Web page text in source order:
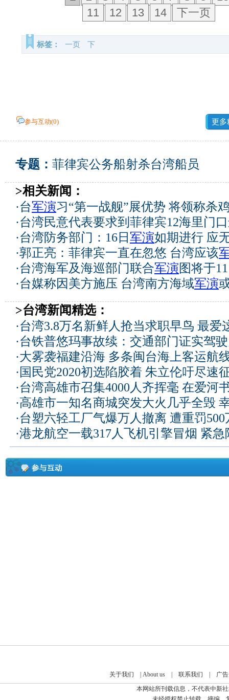
11
12 13 14 下一页
标签： 一页 下
参与互动(0) 更多
专题： 菲律宾公务船射杀台湾船员
>相关新闻：
·台军演习“第一战舰”展优势 将领称杀
·台湾民意代表要求到菲律宾12海里门
·台湾防务部门：16日 军演如期进行 应
·郭正亮：菲律宾一直在忽悠 台湾应该
·台湾海军及海巡部门联合军演图将于
·台媒称因美方施压 台湾南方海域军演
>台湾新闻精选：
·台湾3.8万名新鲜人抢当求职早鸟 最爱
·台铁普悠玛事故续：交通部门证实驾
·大雾袭福建沿海 多条闽台海上客运航
· 国民党2020初选陷胶着 朱立伦吁尽速
·台湾高雄市召集4000人齐挥毫 在爱河
·高雄市一知名商城突发大火几乎全毁
·台塑六轻工厂气爆万人撤离 遭重罚
·港龙航空一载317人飞机引擎冒烟 紧
关于我们 About us| 联系我们
广
本网站所刊载信息，不代表中新